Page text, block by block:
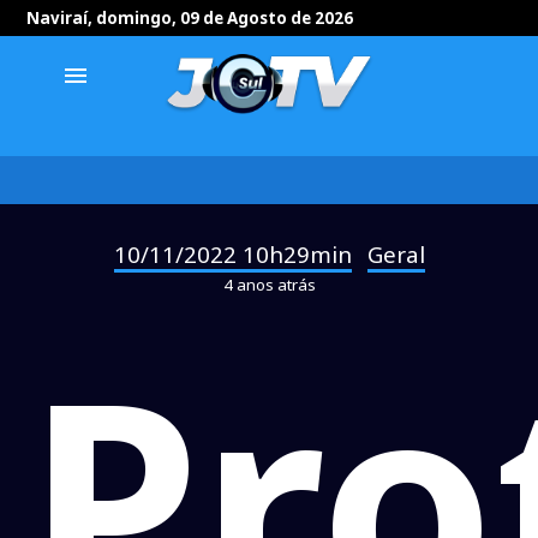
Naviraí, domingo, 09 de Agosto de 2026
menu
10/11/2022 10h29min Geral
4 anos atrás